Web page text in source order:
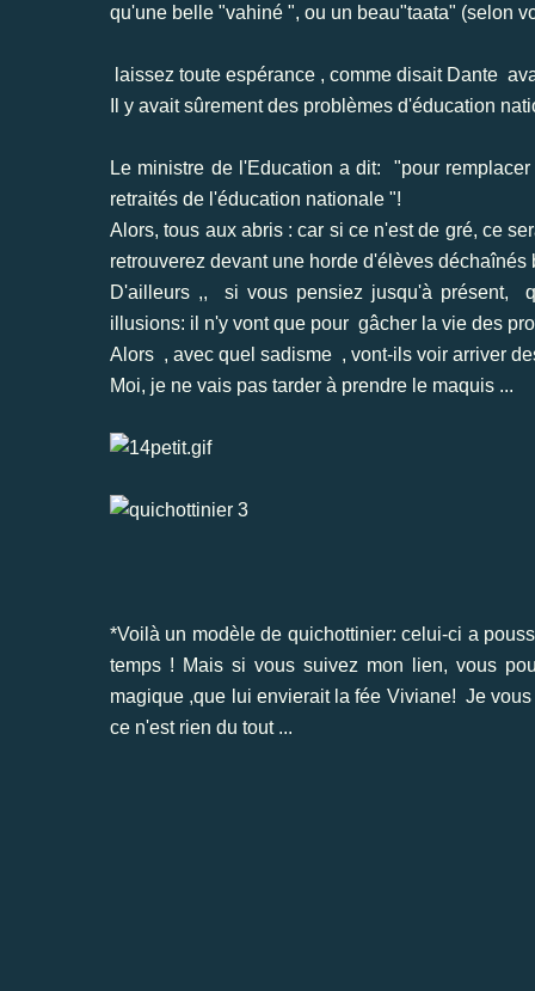
qu'une belle "vahiné ", ou un beau"taata" (selon
laissez toute espérance , comme disait Dante
Il y avait sûrement des problèmes d'éducation
Le ministre de l'Education a dit: "pour
retraités de l'éducation nationale "!
Alors, tous aux abris : car si ce n'est de gré, ce
retrouverez devant une horde d'élèves
D'ailleurs ,, si vous pensiez jusqu'à présent,
illusions: il n'y vont que pour gâcher la vie des
Alors , avec quel sadisme , vont-ils voir arriver
Moi, je ne vais pas tarder à prendre le maquis ...
*Voilà un modèle de quichottinier: celui-ci a
temps ! Mais si vous suivez mon lien, vous
magique ,que lui envierait la fée Viviane! Je
ce n'est rien du tout ...